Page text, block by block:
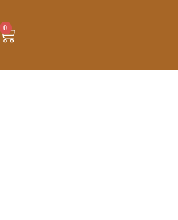
0